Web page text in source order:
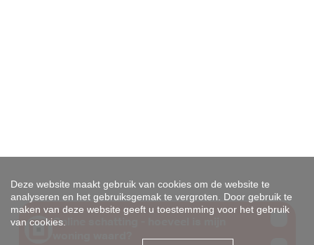
Deze website maakt gebruik van cookies om de website te
analyseren en het gebruiksgemak te vergroten. Door gebruik te
maken van deze website geeft u toestemming voor het gebruik
van cookies.